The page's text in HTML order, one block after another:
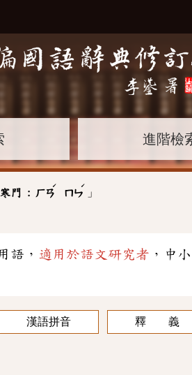
進階檢
寒門 : ㄏㄢ
ˊ
ㄇㄣ
ˊ
」
語， 適用於語文研究者 ，中
漢語拼音 釋 義